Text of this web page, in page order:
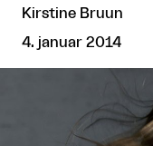
Kirstine Bruun
4. januar 2014